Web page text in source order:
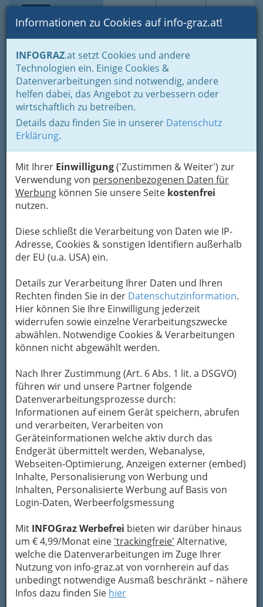
Suche Login Toggle
Informationen zu Cookies auf info-graz.at!
INFOGRAZ.at setzt Cookies und andere
Technologien ein. Einige Cookies &
Datenverarbeitungen sind notwendig, andere
helfen dabei, das Angebot zu verbessern oder
wirtschaftlich zu betreiben.
Details dazu finden Sie in unserer Datenschutz
Erklärung.
Mit Ihrer Einwilligung('Zustimmen & Weiter') zur
Verwendung von personenbezogenen Daten für
Werbung können Sie unsere Seite kostenfrei
nutzen.
Diese schließt die Verarbeitung von Daten wie IP-
Adresse, Cookies & sonstigen Identifiern außerhalb
der EU (u.a. USA) ein.
Details zur Verarbeitung Ihrer Daten und Ihren
Rechten finden Sie in der Datenschutzinformation.
Hier können Sie Ihre Einwilligung jederzeit
widerrufen sowie einzelne Verarbeitungszwecke
abwählen. Notwendige Cookies & Verarbeitungen
können nicht abgewählt werden.
Nach Ihrer Zustimmung (Art. 6 Abs. 1 lit. a DSGVO)
führen wir und unsere Partner folgende
Datenverarbeitungsprozesse durch:
Informationen auf einem Gerät speichern, abrufen
und verarbeiten, Verarbeiten von
Geräteinformationen welche aktiv durch das
Endgerät übermittelt werden, Webanalyse,
Webseiten-Optimierung, Anzeigen externer (embed)
Inhalte, Personalisierung von Werbung und
Inhalten, Personalisierte Werbung auf Basis von
Login-Daten, Werbeerfolgsmessung
Mit INFOGraz Werbefrei bieten wir darüber hinaus
um € 4,99/Monat eine 'trackingfreie' Alternative,
welche die Datenverarbeitungen im Zuge Ihrer
Nutzung von info-graz.at von vornherein auf das
unbedingt notwendige Ausmaß beschränkt – nähere
Infos dazu finden Sie hier
Home Branchen
Dienstleistungen
Beratung - von Unternehmensberatung bis zur Lebensberatung
Paarberatung und Coaching
Paarberatung -
Paartherapie Karin & Harald
Kölbl
Körösistraße 48 c 1. Stock, 8010 Graz
+43 699 1219 1608
+43 699 1209 6813
Karte
Karte anzeigen
Kontaktaufnahme
Um die Info-Graz Firmenvor Spam-Mails zu
bewahren, verwenden wir an dieser Stelle zur
Übermittlung Ihrer Nachricht ein sicheres
Formular. Ihre Nachricht wird nach dem
Unternehmen Paarberatung - Paartherapie
Karin & Harald Kölbl weitergeleitet.
Mein Name
Meine Email Adresse
Mein Betreff
Meine Nachricht